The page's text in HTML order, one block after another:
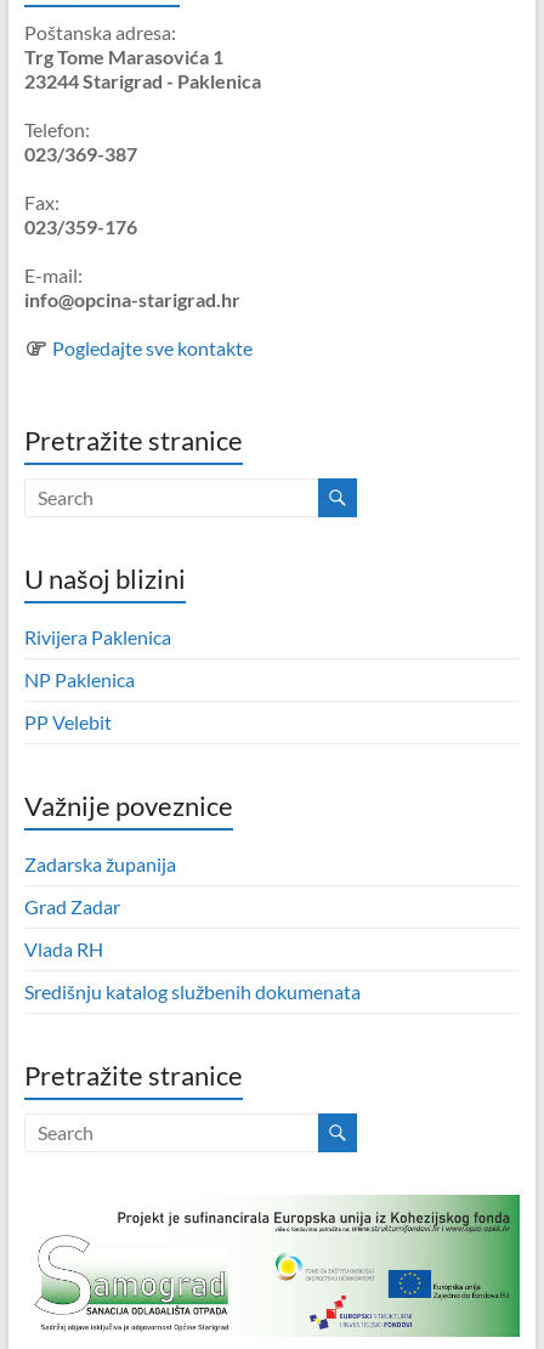
Poštanska adresa:
Trg Tome Marasovića 1
23244 Starigrad - Paklenica
Telefon:
023/369-387
Fax:
023/359-176
E-mail:
info@opcina-starigrad.hr
Pogledajte sve kontakte
Pretražite stranice
U našoj blizini
Rivijera Paklenica
NP Paklenica
PP Velebit
Važnije poveznice
Zadarska županija
Grad Zadar
Vlada RH
Središnju katalog službenih dokumenata
Pretražite stranice